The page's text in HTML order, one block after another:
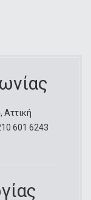
Αττική
601 6243